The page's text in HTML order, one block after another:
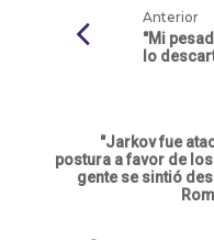
Anterior
"Mi
lo
"Jarkov fue
postura a favor de
gente se sintió